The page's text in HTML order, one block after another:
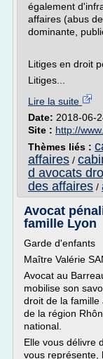
également
affaires (abus
dominante,
Litiges en droit
Litiges...
Lire la suite
Date: 2018-06-
Site : http://
Thèmes liés :
affaires /
d avocats
des affaires /
Avocat
famille Lyon
Garde d'enfants
Maître Valérie
Avocat au
mobilise son
droit de la famille
de la région
national.
Elle vous délivre
vous représente,